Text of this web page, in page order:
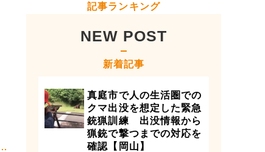
記事ランキング
NEW POST
新着記事
真庭市で人の生活圏での
クマ出没を想定した緊急
銃猟訓練 出没情報から
猟銃で撃つまでの対応を
確認【岡山】